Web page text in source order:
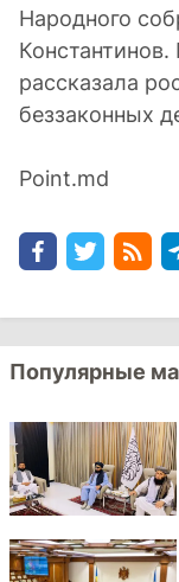
Народного
рассказала
беззаконных
Point.md
Популярные